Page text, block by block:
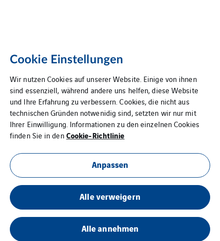
Cookie Einstellungen
Wir nutzen Cookies auf unserer Website. Einige von ihnen
sind essenziell, während andere uns helfen, diese Website
und Ihre Erfahrung zu verbessern. Cookies, die nicht aus
technischen Gründen notwenidig sind, setzten wir nur mit
Ihrer Einwilligung. Informationen zu den einzelnen Cookies
finden Sie in denCookie-Richtlinie
Anpassen
Alle verweigern
Alle annehmen